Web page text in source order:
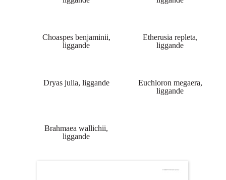
Choaspes benjaminii,
liggande
Etherusia repleta,
liggande
Dryas julia, liggande
Euchloron megaera,
liggande
Brahmaea wallichii,
liggande